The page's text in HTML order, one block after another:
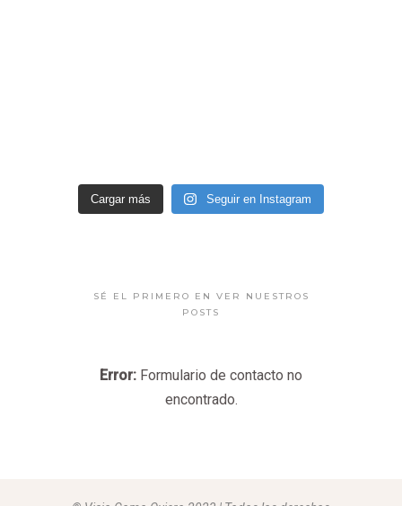
Cargar más Seguir en Instagram
SÉ EL PRIMERO EN VER NUESTROS
POSTS
Error: Formulario de contacto no
encontrado.